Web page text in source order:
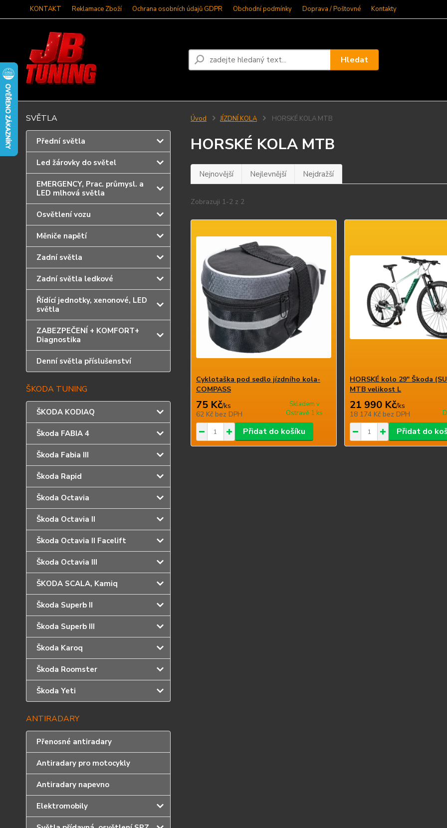
KONTAKT Reklamace Zboží Ochrana osobních údajů GDPR Obchodní podmínky Doprava / Poštovné Kontakty
Hledat
SVĚTLA
Přední světla
Led žárovky do světel
EMERGENCY, Prac. průmysl. a
LED mlhová světla
Osvětlení vozu
Měniče napětí
Zadní světla
Zadní světla ledkové
Řídící jednotky, xenonové, LED
světla
ZABEZPEČENÍ + KOMFORT+
Diagnostika
Denní světla příslušenství
ŠKODA TUNING
ŠKODA KODIAQ
Škoda FABIA 4
Škoda Fabia III
Škoda Rapid
Škoda Octavia
Škoda Octavia II
Škoda Octavia II Facelift
Škoda Octavia III
ŠKODA SCALA, Kamiq
Škoda Superb II
Škoda Superb III
Škoda Karoq
Škoda Roomster
Škoda Yeti
ANTIRADARY
Přenosné antiradary
Antiradary pro motocykly
Antiradary napevno
Elektromobily
Úvod JÍZDNÍ KOLA HORSKÉ KOLA MTB
HORSKÉ KOLA MTB
Nejnovější Nejlevnější Nejdražší
Zobrazuji 1-2 z 2
Cyklotaška pod sedlo jízdního kola-
COMPASS
75 Kč/ks
62 Kč bez DPH
Skladem v
Ostravě 1 ks
Přidat do košíku
HORSKÉ kolo 29" Škoda
MTB velikost L
21 990 Kč/ks
18 174 Kčbez DPH
Přidat do